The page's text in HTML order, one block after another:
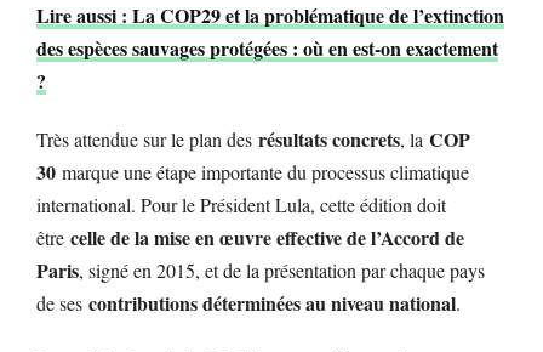
Lire aussi : La COP29 et la problématique de l’extinction
des espèces sauvages protégées : où en est-on exactement
?
Très attendue sur le plan des résultats concrets, la COP
30 marque une étape importante du processus climatique
international. Pour le Président Lula, cette édition doit
être celle de la mise en œuvre effective de l’Accord de
Paris, signé en 2015, et de la présentation par chaque pays
de ses contributions déterminées au niveau national.